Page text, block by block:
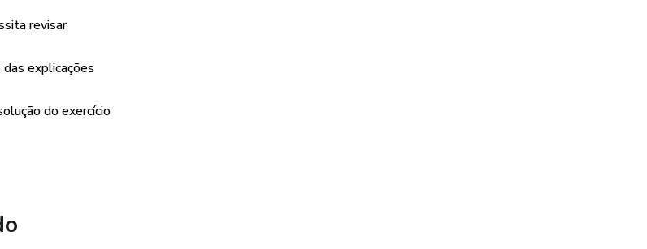
revisar
explicações
do exercício